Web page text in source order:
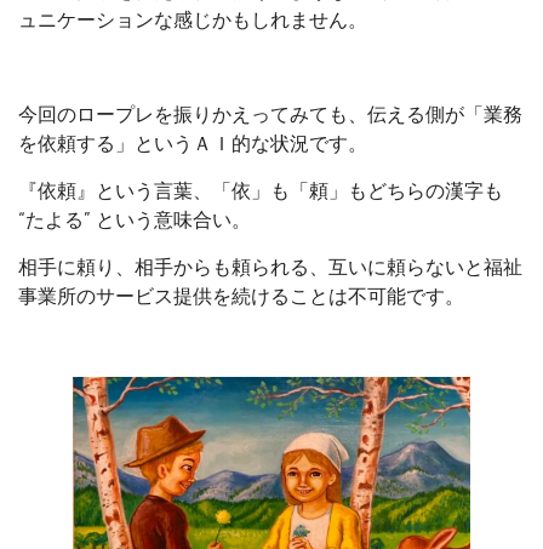
ュニケーションな感じかもしれません。
今回のロープレを振りかえってみても、伝える側が「業務
を依頼する」というＡＩ的な状況です。
『依頼』という言葉、「依」も「頼」もどちらの漢字も
“たよる” という意味合い。
相手に頼り、相手からも頼られる、互いに頼らないと福祉
事業所のサービス提供を続けることは不可能です。